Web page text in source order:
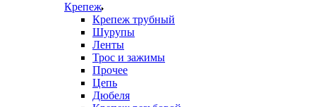
Крепеж
Крепеж трубный
Шурупы
Ленты
Трос и зажимы
Прочее
Цепь
Дюбеля